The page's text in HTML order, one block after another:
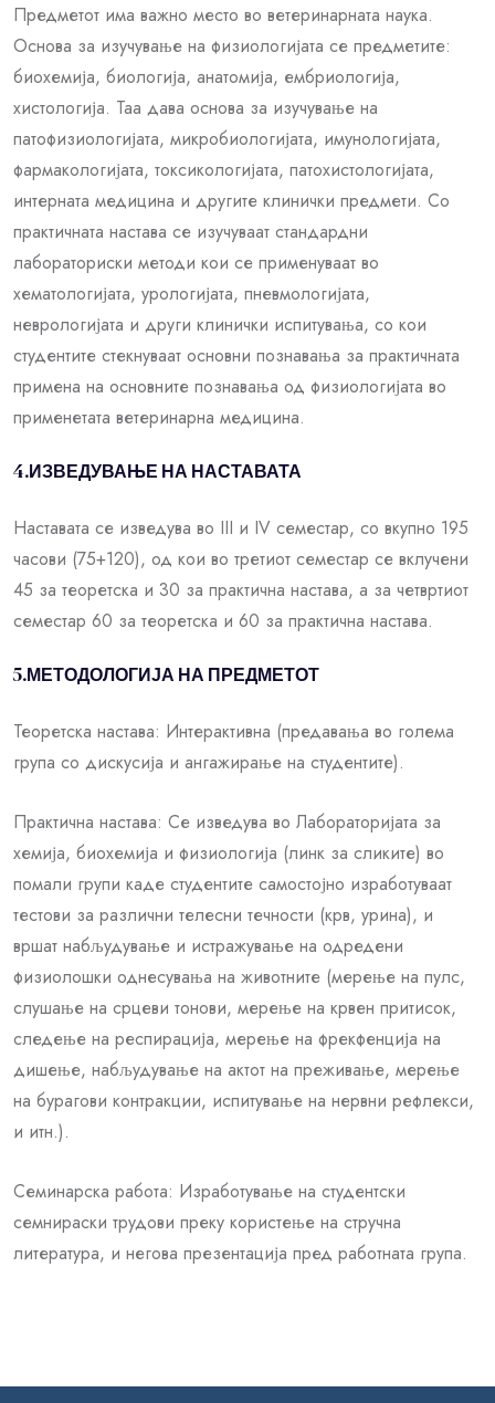
Предметот има важно место во ветеринарната наука.
Основа за изучување на физиологијата се предметите:
биохемија, биологија, анатомија, ембриологија,
хистологија. Таа дава основа за изучување на
патофизиологијата, микробиологијата, имунологијата,
фармакологијата, токсикологијата, патохистологијата,
интерната медицина и другите клинички предмети. Со
практичната настава се изучуваат стандардни
лабораториски методи кои се применуваат во
хематологијата, урологијата, пневмологијата,
неврологијата и други клинички испитувања, со кои
студентите стекнуваат основни познавања за практичната
примена на основните познавања од физиологијата во
применетата ветеринарна медицина.
4.ИЗВЕДУВАЊЕ НА НАСТАВАТА
Наставата се изведува во III и IV семестар, со вкупно 195
часови (75+120), од кои во третиот семестар се вклучени
45 за теоретска и 30 за практична настава, а за четвртиот
семестар 60 за теоретска и 60 за практична настава.
5.МЕТОДОЛОГИЈА НА ПРЕДМЕТОТ
Теоретска настава: Интерактивна (предавања во голема
група со дискусија и ангажирање на студентите).
Практична настава: Се изведува во Лабораторијата за
хемија, биохемија и физиологија (линк за сликите) во
помали групи каде студентите самостојно изработуваат
тестови за различни телесни течности (крв, урина), и
вршат набљудување и истражување на одредени
физиолошки однесувања на животните (мерење на пулс,
слушање на срцеви тонови, мерење на крвен притисок,
следење на респирација, мерење на фрекфенција на
дишење, набљудување на актот на преживање, мерење
на бурагови контракции, испитување на нервни рефлекси,
и итн.).
Семинарска работа: Изработување на студентски
семнираски трудови преку користење на стручна
литература, и негова презентација пред работната групa.